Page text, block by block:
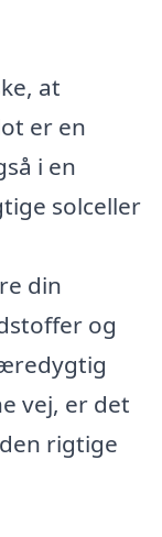
at
er en
i en
solceller
din
og
vej, er det
rigtige